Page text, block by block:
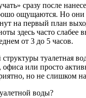
сразу после
ощущаются. Но они
на первый план
здесь часто слабее
от 3 до 5 часов.
структуры туалетная
офиса или просто
но не слишком
воды?